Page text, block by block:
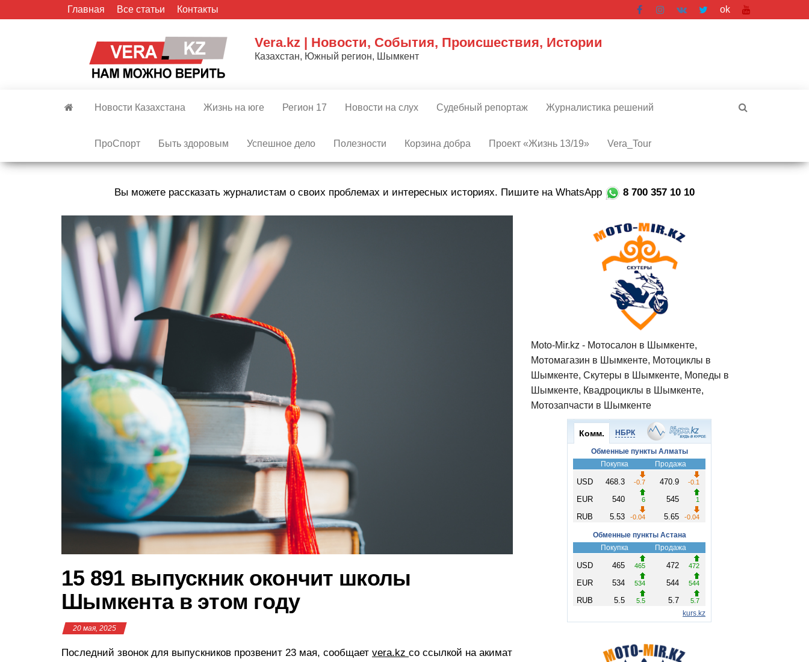
Главная Все статьи Контакты ok
Vera.kz | Новости, События, Происшествия, Истории
Казахстан, Южный регион, Шымкент
Новости Казахстана Жизнь на юге Регион 17 Новости на слух Судебный репортаж Журналистика решений
ПроСпорт Быть здоровым Успешное дело Полезности Корзина добра Проект «Жизнь 13/19» Vera_Tour
Вы можете рассказать журналистам о своих проблемах и интересных историях. Пишите на WhatsApp 8 700 357 10 10
15 891 выпускник окончит школы
Шымкента в этом году
20 мая, 2025
Последний звонок для выпускников прозвенит 23 мая, сообщает vera.kz со ссылкой на акимат
Moto-Mir.kz - Мотосалон в Шымкенте,
Мотомагазин в Шымкенте, Мотоциклы в
Шымкенте, Скутеры в Шымкенте, Мопеды в
Шымкенте, Квадроциклы в Шымкенте,
Мотозапчасти в Шымкенте